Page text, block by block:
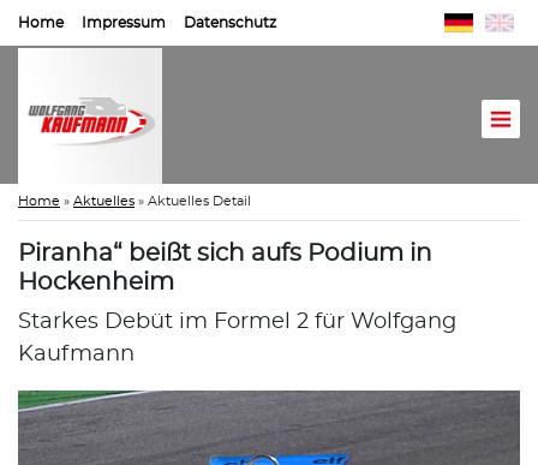
Home Impressum Datenschutz
Home » Aktuelles » Aktuelles Detail
Piranha“ beißt sich aufs Podium in
Hockenheim
Starkes Debüt im Formel 2 für Wolfgang
Kaufmann